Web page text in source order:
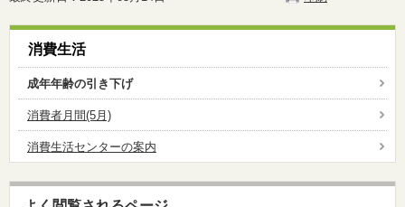
消費生活
成年年齢の引き下げ
消費者月間(5月)
消費生活センターの案内